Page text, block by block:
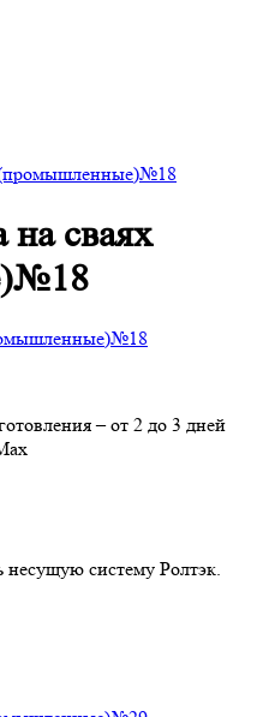
(промышленные)№18
на сваях
– от 2 до 3 дней
систему Ролтэк.